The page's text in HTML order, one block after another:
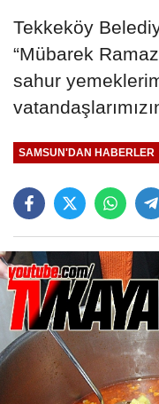
Tekkeköy
“Mübarek
sahur
SAMSUN'DAN HABERLER